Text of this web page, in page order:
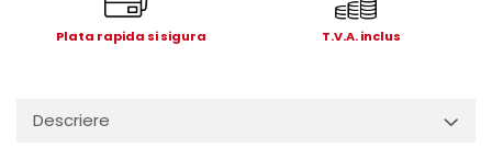
Bolturi, role si bucse
Plata rapida si sigura T.V.A. inclus
Descriere